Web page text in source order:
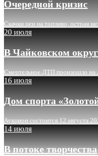
Очередной кризис
Скачки цен на топливо, острая
20 июля
В Чайковском
Смертельное ДТП произошло на
16 июля
Дом спорта
Аукцион состоится 12 августа
14 июля
В потоке творчества